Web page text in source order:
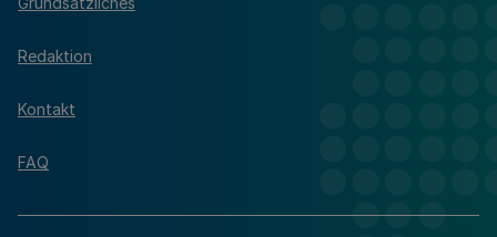
Redaktion
Kontakt
FAQ